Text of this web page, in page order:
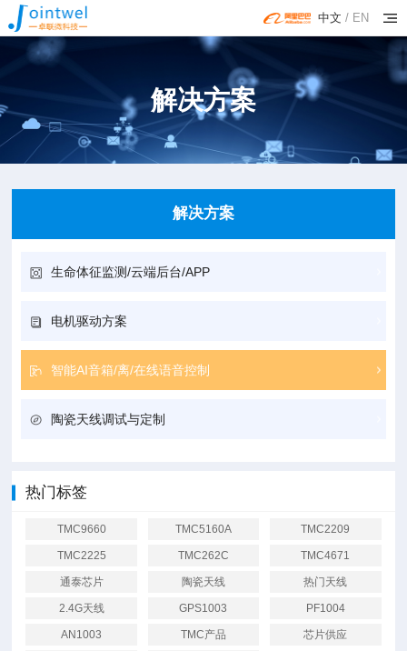
中文 / EN
解决方案
解决方案
生命体征监测/云端后台/APP
电机驱动方案
智能AI音箱/离/在线语音控制
陶瓷天线调试与定制
热门标签
TMC9660 TMC5160A TMC2209
TMC2225 TMC262C TMC4671
通泰芯片 陶瓷天线 热门天线
2.4G天线 GPS1003 PF1004
AN1003 TMC产品 芯片供应